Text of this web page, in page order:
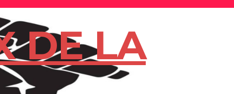
DE LA